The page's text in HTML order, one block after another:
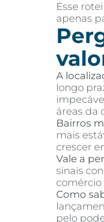
Esse
apenas
A
longo
áreas da
Bairros
mais
crescer
Vale a
sinais
Como
pelo